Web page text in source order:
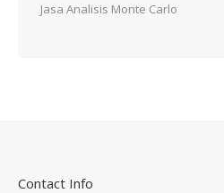
Jasa Analisis Monte Carlo
Contact Info